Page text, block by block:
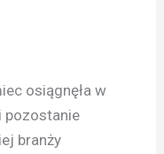
osiągnęła w
pozostanie
branży